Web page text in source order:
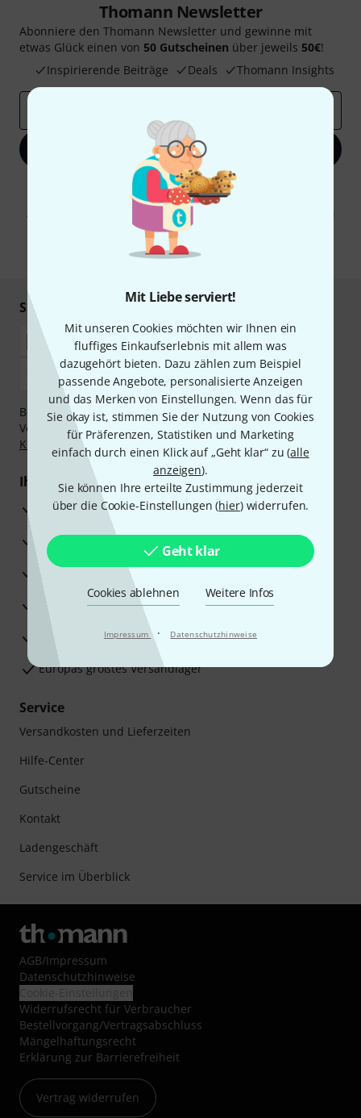
Mit Liebe serviert!
Mit unseren Cookies möchten wir Ihnen ein
fluffiges Einkaufserlebnis mit allem was
dazugehört bieten. Dazu zählen zum Beispiel
passende Angebote, personalisierte Anzeigen
und das Merken von Einstellungen. Wenn das für
Sie okay ist, stimmen Sie der Nutzung von Cookies
für Präferenzen, Statistiken und Marketing
einfach durch einen Klick auf „Geht klar“ zu (alle
anzeigen).
Sie können Ihre erteilte Zustimmung jederzeit
über die Cookie-Einstellungen (hier) widerrufen.
Geht klar
Cookies ablehnen Weitere Infos
Impressum · Datenschutzhinweise
Thomann Newsletter
Abonniere den Thomann Newsletter und gewinne mit
etwas Glück einen von 50 Gutscheinen über jeweils 50€!
Inspirierende Beiträge
Deals Thomann Insights
Jetzt anmelden
Mit Klick auf „Jetzt anmelden“ stimmen Sie dem Erhalt von E-Mail-
Werbung und einer Messung des E-Mail-Nutzungsverhaltens zu. Die
Abmeldung ist jederzeit möglich. Weitere Informationen finden Sie in
unseren
Datenschutzhinweisen
* Pflichtfeld
Sicher einkaufen & bezahlen
Bezahlen Sie vertraulich und sicher per Nachnahme,
Vorkasse, PayPal, Amazon Pay, Klarna Sofort bezahlen
Klarna Ratenzahlungoder Kreditkarte.
Ihre Vorteile
3 Jahre Thomann Garantie
30 Tage Money-Back-Garantie
Reparaturservice
Beratung durch Fachexperten
Zufriedenheitsgarantie
Europas größtes Versandlager
Service
Versandkosten und Lieferzeiten
Hilfe-Center
Gutscheine
Kontakt
Ladengeschäft
Service im Überblick
AGB/Impressum
Datenschutzhinweise
Widerrufsrecht für Verbraucher
Bestellvorgang/Vertragsabschluss
Mängelhaftungsrecht
Erklärung zur Barrierefreiheit
Vertrag widerrufen